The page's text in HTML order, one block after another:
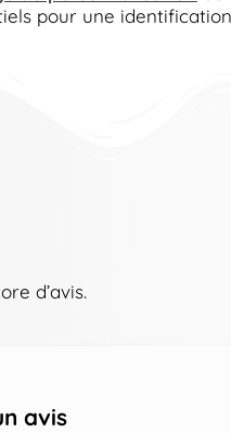
pour une
d’avis.
avis